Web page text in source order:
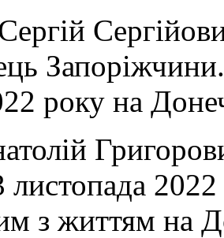
року на
листопада
з життям на